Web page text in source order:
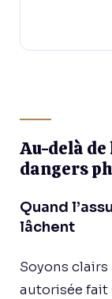
Au-delà de
dangers
Quand
lâchent
Soyons
autorisée fait